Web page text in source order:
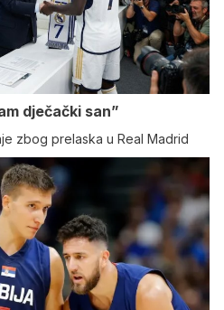
dječački san”
zbog prelaska u Real Madrid